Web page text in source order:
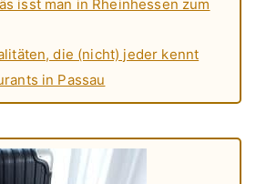
isst man in Rheinhessen zum
die (nicht) jeder kennt
in Passau